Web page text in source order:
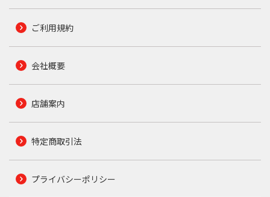
ご利用規約
会社概要
店舗案内
特定商取引法
プライバシーポリシー